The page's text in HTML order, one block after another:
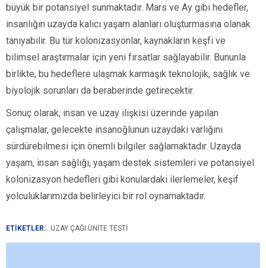
büyük bir potansiyel sunmaktadır. Mars ve Ay gibi hedefler,
insanlığın uzayda kalıcı yaşam alanları oluşturmasına olanak
tanıyabilir. Bu tür kolonizasyonlar, kaynakların keşfi ve
bilimsel araştırmalar için yeni fırsatlar sağlayabilir. Bununla
birlikte, bu hedeflere ulaşmak karmaşık teknolojik, sağlık ve
biyolojik sorunları da beraberinde getirecektir.
Sonuç olarak, insan ve uzay ilişkisi üzerinde yapılan
çalışmalar, gelecekte insanoğlunun uzaydaki varlığını
sürdürebilmesi için önemli bilgiler sağlamaktadır. Uzayda
yaşam, insan sağlığı, yaşam destek sistemleri ve potansiyel
kolonizasyon hedefleri gibi konulardaki ilerlemeler, keşif
yolculuklarımızda belirleyici bir rol oynamaktadır.
ETİKETLER: UZAY ÇAĞI ÜNITE TESTI